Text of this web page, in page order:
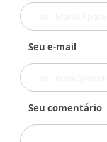
Seu e-mail
Seu comentário